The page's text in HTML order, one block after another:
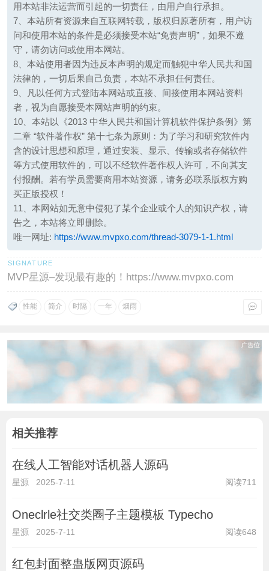
用本站非法运营而引起的一切责任，由用户自行承担。
7、本站所有资源来自互联网转载，版权归原著所有，用户访
问和使用本站的条件是必须接受本站“免责声明”，如果不遵
守，请勿访问或使用本网站。
8、本站使用者因为违反本声明的规定而触犯中华人民共和国
法律的，一切后果自己负责，本站不承担任何责任。
9、凡以任何方式登陆本网站或直接、间接使用本网站资料
者，视为自愿接受本网站声明的约束。
10、本站以《2013 中华人民共和国计算机软件保护条例》第
二章 “软件著作权” 第十七条为原则：为了学习和研究软件内
含的设计思想和原理，通过安装、显示、传输或者存储软件
等方式使用软件的，可以不经软件著作权人许可，不向其支
付报酬。若有学员需要商用本站资源，请务必联系版权方购
买正版授权！
11、本网站如无意中侵犯了某个企业或个人的知识产权，请
告之，本站将立即删除。
唯一网址: https://www.mvpxo.com/thread-3079-1-1.html
MVP星源–发现最有趣的！https://www.mvpxo.com
性能 简介 时隔 一年 烟雨
相关推荐
在线人工智能对话机器人源码
星源 2025-7-11 阅读711
Oneclrle社交类圈子主题模板 Typecho
星源 2025-7-11 阅读648
红包封面整蛊版网页源码